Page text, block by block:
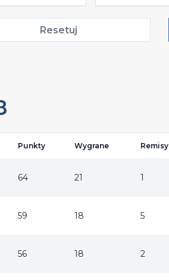
Resetuj
Punkty Wygrane Remisy
64 21 1
59 18 5
56 18 2